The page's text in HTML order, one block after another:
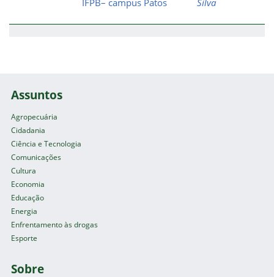
IFPB– campus Patos
Silva
Assuntos
Agropecuária
Cidadania
Ciência e Tecnologia
Comunicações
Cultura
Economia
Educação
Energia
Enfrentamento às drogas
Esporte
Sobre